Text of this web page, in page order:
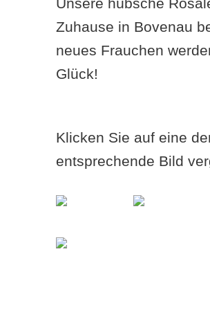
Zuhause in Bovenau
neues Frauchen
Glück!
Klicken Sie auf eine
entsprechende Bild